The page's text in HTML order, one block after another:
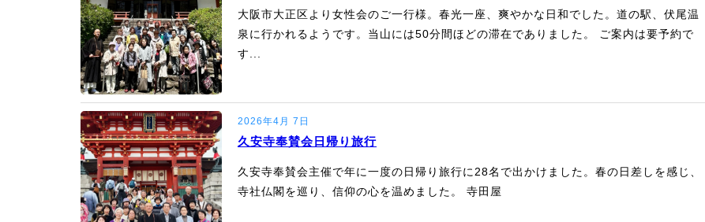
大阪市大正区より女性会のご一行様。春光一座、爽やかな日和でした。道の駅、伏尾温
泉に行かれるようです。当山には50分間ほどの滞在でありました。 ご案内は要予約で
す...
2026年4月 7日
久安寺奉賛会日帰り旅行
久安寺奉賛会主催で年に一度の日帰り旅行に28名で出かけました。春の日差しを感じ、
寺社仏閣を巡り、信仰の心を温めました。 寺田屋